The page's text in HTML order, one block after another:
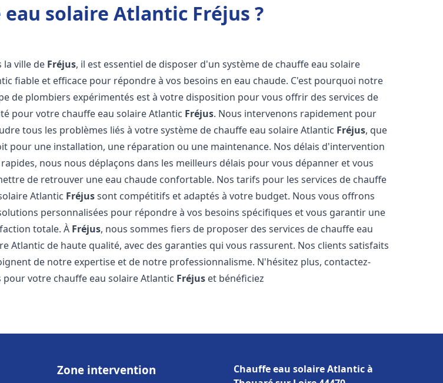
solaire Atlantic Fréjus ?
la ville de Fréjus, il est essentiel de disposer d'un système de chauffe eau solaire
fiable et efficace pour répondre à vos besoins en eau chaude. C'est pourquoi notre
de plombiers expérimentés est à votre disposition pour vous offrir des services de
pour votre chauffe eau solaire Atlantic Fréjus. Nous intervenons rapidement pour
tous les problèmes liés à votre système de chauffe eau solaire Atlantic Fréjus, que
pour une installation, une réparation ou une maintenance. Nos délais d'intervention
nous nous déplaçons dans les meilleurs délais pour vous dépanner et vous
de retrouver une eau chaude confortable. Nos tarifs pour les services de chauffe
Atlantic Fréjussont compétitifs et adaptés à votre budget. Nous vous offrons
personnalisées pour répondre à vos besoins spécifiques et vous garantir une
totale. À Fréjus, nous sommes fiers de proposer des services de chauffe eau
Atlantic de haute qualité, avec des garanties qui vous rassurent. Nos clients satisfaits
de notre expertise et de notre professionnalisme. N'hésitez plus, contactez-
pour votre chauffe eau solaire Atlantic Fréjus et bénéficiez
Zone intervention
Chauffe eau solaire Atlantic à